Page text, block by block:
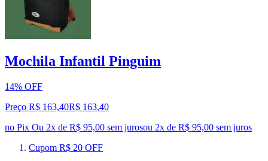
Mochila Infantil Pinguim
14% OFF
Preço R$ 163,40R$ 163,40
no Pix Ou 2x de R$ 95,00 sem jurosou 2x de R$ 95,00 sem juros
Cupom R$ 20 OFF